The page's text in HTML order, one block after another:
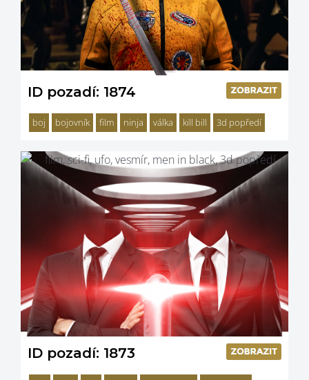
ID pozadí: 1874
boj bojovník film ninja válka kill bill 3d popředí
ID pozadí: 1873